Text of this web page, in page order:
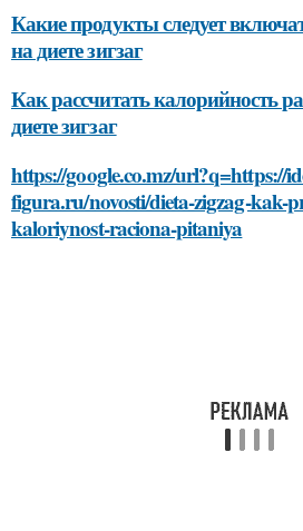
Какие продукты следует
на диете зигзаг
Как рассчитать калорийность
диете зигзаг
https://google.co.mz/url?q=https://
figura.ru/novosti/dieta-zigzag-kak-
kaloriynost-raciona-pitaniya